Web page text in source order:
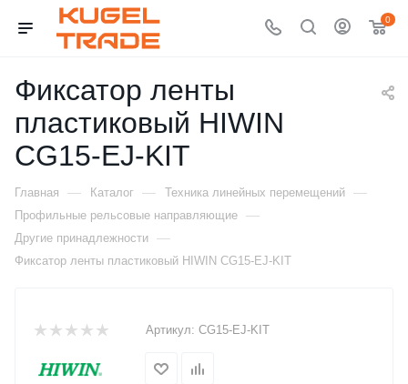
0
Фиксатор ленты
пластиковый HIWIN
CG15-EJ-KIT
Главная — Каталог — Техника линейных перемещений —
Профильные рельсовые направляющие —
Другие принадлежности —
Фиксатор ленты пластиковый HIWIN CG15-EJ-KIT
Артикул: CG15-EJ-KIT